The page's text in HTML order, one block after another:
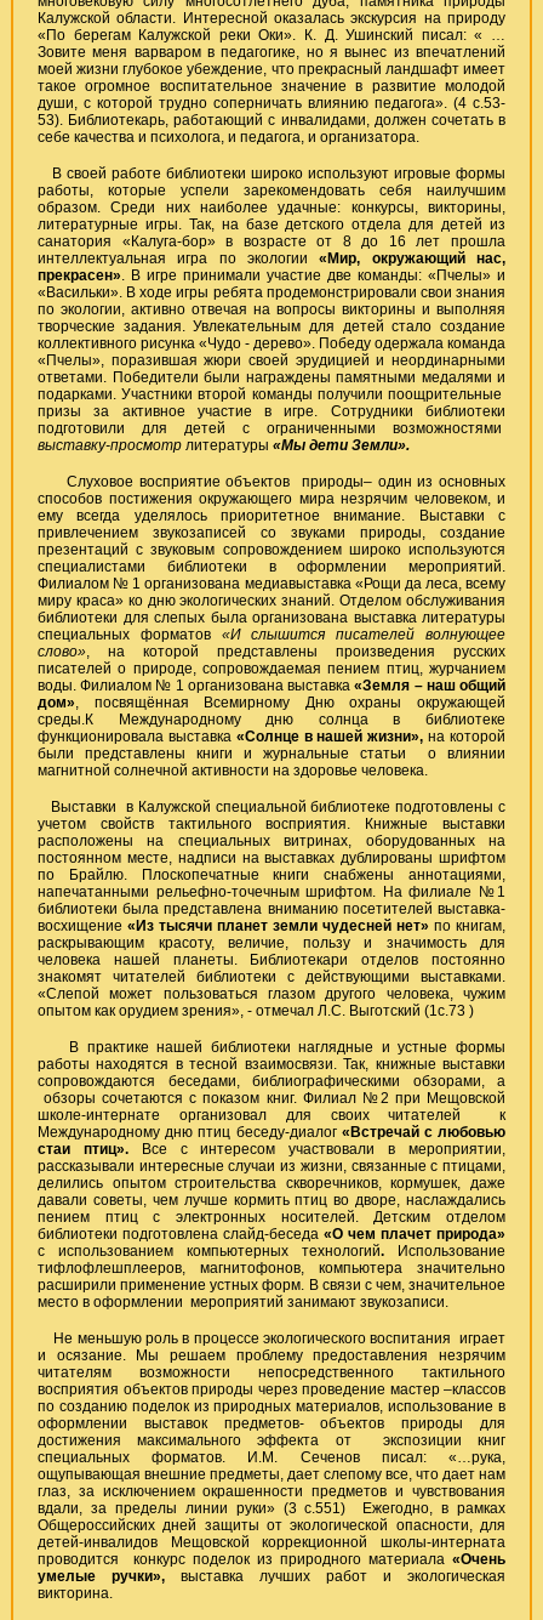
Калужской области. Интересной оказалась экскурсия на природу
«По берегам Калужской реки Оки». К. Д. Ушинский писал: « …
Зовите меня варваром в педагогике, но я вынес из впечатлений
моей жизни глубокое убеждение, что прекрасный ландшафт имеет
такое огромное воспитательное значение в развитие молодой
души, с которой трудно соперничать влиянию педагога». (4 с.53-
53). Библиотекарь, работающий с инвалидами, должен сочетать в
себе качества и психолога, и педагога, и организатора.
В своей работе библиотеки широко используют игровые формы
работы, которые успели зарекомендовать себя наилучшим
образом. Среди них наиболее удачные: конкурсы, викторины,
литературные игры. Так, на базе детского отдела для детей из
санатория «Калуга-бор» в возрасте от 8 до 16 лет прошла
интеллектуальная игра по экологии«Мир, окружающий нас,
прекрасен». В игре принимали участие две команды: «Пчелы» и
«Васильки». В ходе игры ребята продемонстрировали свои знания
по экологии, активно отвечая на вопросы викторины и выполняя
творческие задания. Увлекательным для детей стало создание
коллективного рисунка «Чудо - дерево». Победу одержала команда
«Пчелы», поразившая жюри своей эрудицией и неординарными
ответами. Победители были награждены памятными медалями и
подарками. Участники второй команды получили поощрительные
призы за активное участие в игре. Сотрудники библиотеки
подготовили для детей с ограниченными возможностями
выставку-просмотр литературы «Мы дети Земли».
Слуховое восприятие объектов природы– один из основных
способов постижения окружающего мира незрячим человеком, и
ему всегда уделялось приоритетное внимание. Выставки с
привлечением звукозаписей со звуками природы, создание
презентаций с звуковым сопровождением широко используются
специалистами библиотеки в оформлении мероприятий.
Филиалом № 1 организована медиавыставка «Рощи да леса, всему
миру краса» ко дню экологических знаний. Отделом обслуживания
библиотеки для слепых была организована выставка литературы
специальных форматов «И слышится писателей волнующее
слово», на которой представлены произведения русских
писателей о природе, сопровождаемая пением птиц, журчанием
воды. Филиалом № 1 организована выставка«Земля – наш общий
дом», посвящённая Всемирному Дню охраны окружающей
среды.К Международному дню солнца в библиотеке
функционировала выставка «Солнце в нашей жизни», на которой
были представлены книги и журнальные статьи о влиянии
магнитной солнечной активности на здоровье человека.
Выставки в Калужской специальной библиотеке подготовлены с
учетом свойств тактильного восприятия. Книжные выставки
расположены на специальных витринах, оборудованных на
постоянном месте, надписи на выставках дублированы шрифтом
по Брайлю. Плоскопечатные книги снабжены аннотациями,
напечатанными рельефно-точечным шрифтом. На филиале №1
библиотеки была представлена вниманию посетителей выставка-
восхищение «Из тысячи планет земли чудесней нет» по книгам,
раскрывающим красоту, величие, пользу и значимость для
человека нашей планеты. Библиотекари отделов постоянно
знакомят читателей библиотеки с действующими выставками.
«Слепой может пользоваться глазом другого человека, чужим
опытом как орудием зрения», - отмечал Л.С. Выготский (1с.73 )
В практике нашей библиотеки наглядные и устные формы
работы находятся в тесной взаимосвязи. Так, книжные выставки
сопровождаются беседами, библиографическими обзорами, а
обзоры сочетаются с показом книг. Филиал №2 при Мещовской
школе-интернате организовал для своих читателей к
Международному дню птиц беседу-диалог «Встречай с любовью
стаи птиц».
Все с интересом участвовали в мероприятии,
рассказывали интересные случаи из жизни, связанные с птицами,
делились опытом строительства скворечников, кормушек, даже
давали советы, чем лучше кормить птиц во дворе, наслаждались
пением птиц с электронных носителей. Детским отделом
библиотеки подготовлена слайд-беседа «О чем плачет природа»
с использованием компьютерных технологий. Использование
тифлофлешплееров, магнитофонов, компьютера значительно
расширили применение устных форм. В связи с чем, значительное
место в оформлении мероприятий занимают звукозаписи.
Не меньшую роль в процессе экологического воспитания играет
и осязание. Мы решаем проблему предоставления незрячим
читателям возможности непосредственного тактильного
восприятия объектов природы через проведение мастер –классов
по созданию поделок из природных материалов, использование в
оформлении выставок предметов- объектов природы для
достижения максимального эффекта от экспозиции книг
специальных форматов. И.М. Сеченов писал: «…рука,
ощупывающая внешние предметы, дает слепому все, что дает нам
глаз, за исключением окрашенности предметов и чувствования
вдали, за пределы линии руки» (3 с.551) Ежегодно, в рамках
Общероссийских дней защиты от экологической опасности, для
детей-инвалидов Мещовской коррекционной школы-интерната
проводится конкурс поделок из природного материала «Очень
умелые ручки», выставка лучших работ и экологическая
викторина.